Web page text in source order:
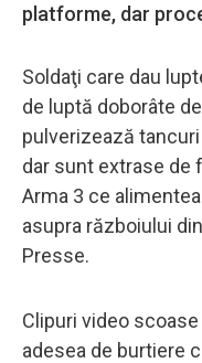
platforme, dar
Soldaţi care dau
de luptă doborâte
pulverizează
dar sunt extrase de
Arma 3 ce
asupra războiului
Presse.
Clipuri video
adesea de burtiere